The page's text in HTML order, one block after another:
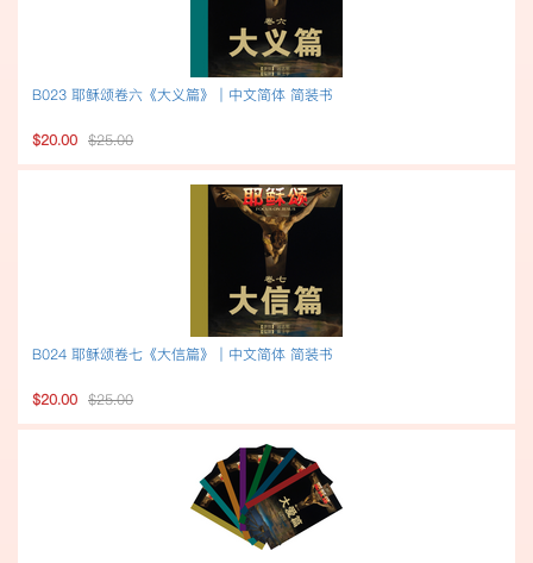
B023 耶稣颂卷六《大义篇》｜中文简体 简装书
$20.00 $25.00
B024 耶稣颂卷七《大信篇》｜中文简体 简装书
$20.00 $25.00